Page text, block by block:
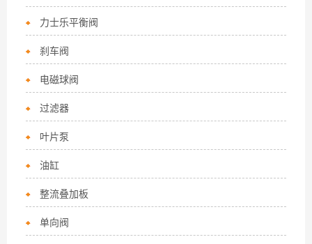
力士乐平衡阀
刹车阀
电磁球阀
过滤器
叶片泵
油缸
整流叠加板
单向阀